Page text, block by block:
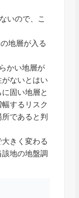
いので、こ
地層が入る
かい地層が
ないとはい
固い地層と
するリスク
であると判
きく変わる
地の地盤調